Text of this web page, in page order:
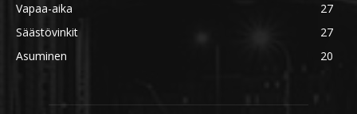
Vapaa-aika
27
Säästövinkit
27
Asuminen
20